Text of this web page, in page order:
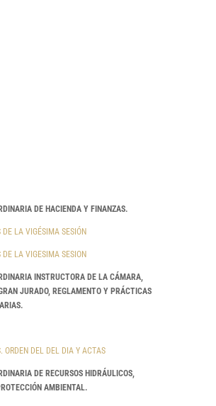
DE HACIENDA Y FINANZAS.
DE LA VIGÉSIMA SESIÓN
DE LA VIGESIMA SESION
INSTRUCTORA DE LA CÁMARA,
JURADO, REGLAMENTO Y PRÁCTICAS
ORDEN DEL DEL DIA Y ACTAS
DE RECURSOS HIDRÁULICOS,
AMBIENTAL.